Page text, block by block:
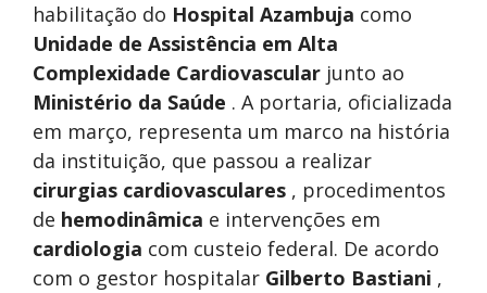
habilitação do Hospital Azambuja como
Unidade de Assistência em Alta
Complexidade Cardiovascular junto ao
Ministério da Saúde . A portaria, oficializada
em março, representa um marco na história
da instituição, que passou a realizar
cirurgias cardiovasculares , procedimentos
de hemodinâmica e intervenções em
cardiologia com custeio federal. De acordo
com o gestor hospitalar Gilberto Bastiani ,